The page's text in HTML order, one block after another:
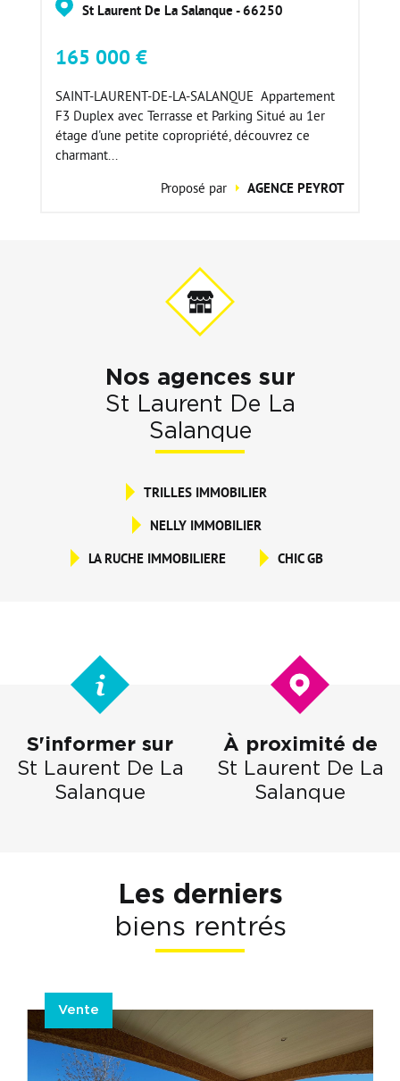
St Laurent De La Salanque - 66250
165 000 €
SAINT-LAURENT-DE-LA-SALANQUE  Appartement
F3 Duplex avec Terrasse et Parking Situé au 1er
étage d'une petite copropriété, découvrez ce
charmant...
Proposé par
AGENCE PEYROT
Nos agences sur
St Laurent De La
Salanque
TRILLES IMMOBILIER
NELLY IMMOBILIER
LA RUCHE IMMOBILIERE
CHIC GB
S'informer sur
St Laurent De La
Salanque
À proximité de
St Laurent De La
Salanque
Les derniers
biens rentrés
Vente